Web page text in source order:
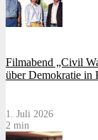
Filmabend „Civil
über Demokratie in
1. Juli 2026
2 min